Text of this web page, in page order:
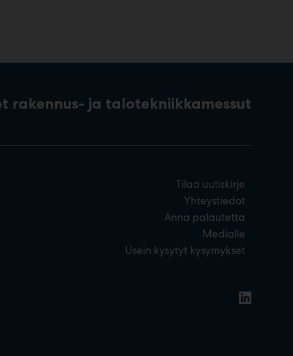
rakennus- ja talotekniikkamessut
Tilaa uutiskirje
Yhteystiedot
Anna palautetta
Medialle
Usein kysytyt kysymykset